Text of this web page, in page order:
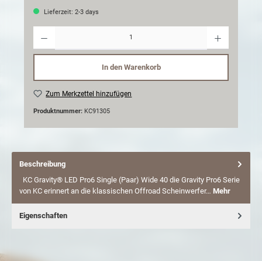
Lieferzeit: 2-3 days
In den Warenkorb
Zum Merkzettel hinzufügen
Produktnummer: KC91305
Beschreibung
KC Gravity® LED Pro6 Single (Paar) Wide 40 die Gravity Pro6 Serie
von KC erinnert an die klassischen Offroad Scheinwerfer… Mehr
Eigenschaften